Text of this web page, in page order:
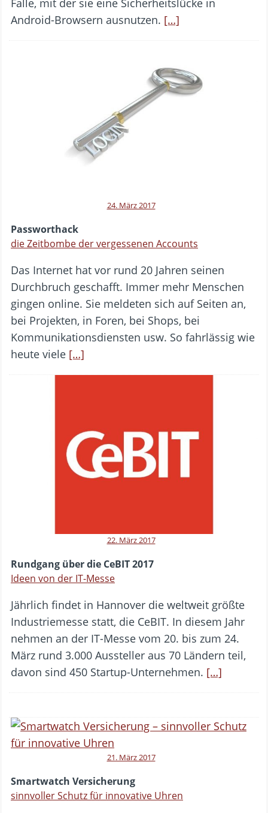
Android-Browsern ausnutzen. […]
24. März 2017
Passworthack
die Zeitbombe der vergessenen Accounts
Das Internet hat vor rund 20 Jahren seinen
Durchbruch geschafft. Immer mehr Menschen
gingen online. Sie meldeten sich auf Seiten an,
bei Projekten, in Foren, bei Shops, bei
Kommunikationsdiensten usw. So fahrlässig wie
heute viele […]
22. März 2017
Rundgang über die CeBIT 2017
Ideen von der IT-Messe
Jährlich findet in Hannover die weltweit größte
Industriemesse statt, die CeBIT. In diesem Jahr
nehmen an der IT-Messe vom 20. bis zum 24.
März rund 3.000 Aussteller aus 70 Ländern teil,
davon sind 450 Startup-Unternehmen. […]
21. März 2017
Smartwatch Versicherung
sinnvoller Schutz für innovative Uhren